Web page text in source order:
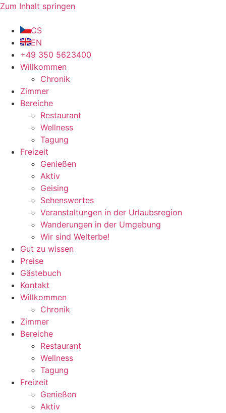
Zum Inhalt springen
CS
EN
+49 350 5623400
Willkommen
Chronik
Zimmer
Bereiche
Restaurant
Wellness
Tagung
Freizeit
Genießen
Aktiv
Geising
Sehenswertes
Veranstaltungen in der Urlaubsregion
Wanderungen in der Umgebung
Wir sind Welterbe!
Gut zu wissen
Preise
Gästebuch
Kontakt
Willkommen
Chronik
Zimmer
Bereiche
Restaurant
Wellness
Tagung
Freizeit
Genießen
Aktiv